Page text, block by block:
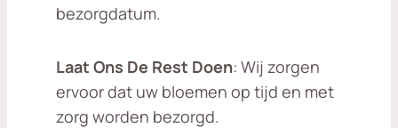
bezorgdatum.
Laat Ons De Rest Doen: Wij zorgen
ervoor dat uw bloemen op tijd en met
zorg worden bezorgd.